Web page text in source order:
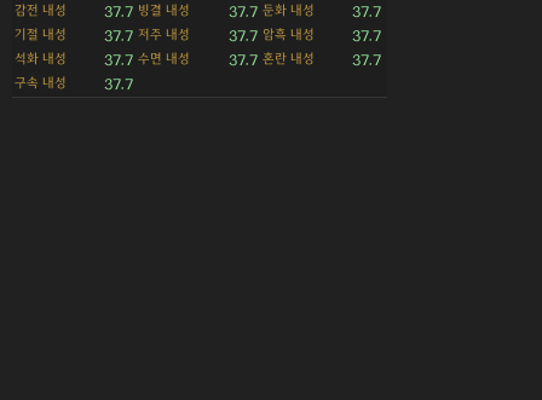
감전 내성 37.7 빙결 내성 37.7 둔화 내성 37.7
기절 내성 37.7 저주 내성 37.7 암흑 내성 37.7
석화 내성 37.7 수면 내성 37.7 혼란 내성 37.7
구속 내성 37.7